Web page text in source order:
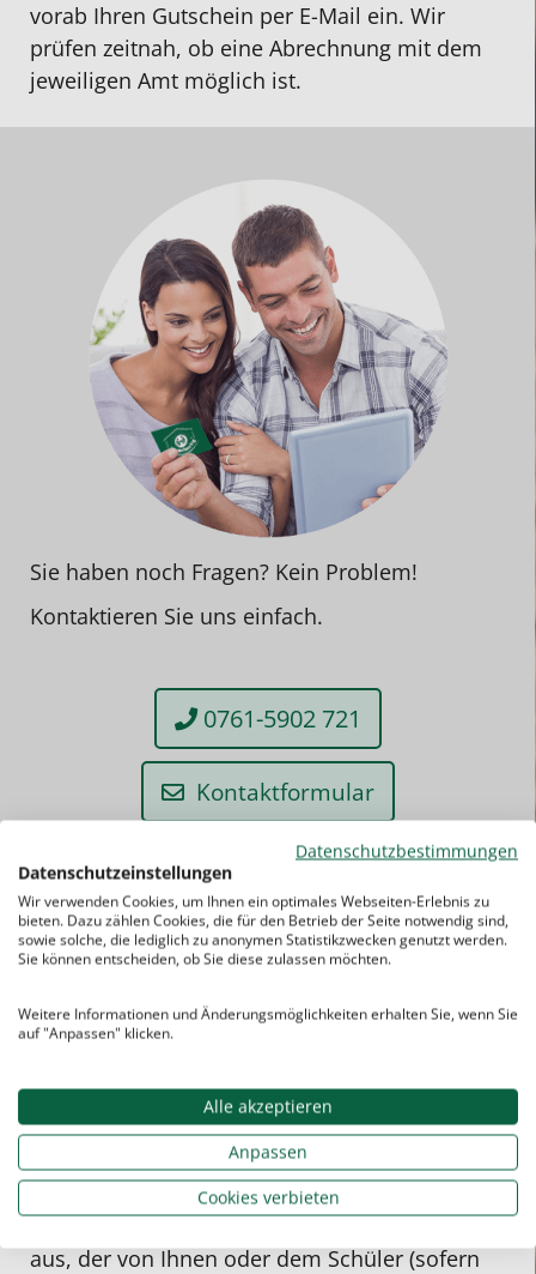
vorab Ihren Gutschein per E-Mail ein. Wir
prüfen zeitnah, ob eine Abrechnung mit dem
jeweiligen Amt möglich ist.
Sie haben noch Fragen? Kein Problem!
Kontaktieren Sie uns einfach.
0761-5902 721
Kontaktformular
24,50
Abrechnungsmodalitäten
Unsere Lehrkraft füllt nach jeder
Unterrichtseinheit einen Stundennachweis
aus, der von Ihnen oder dem Schüler (sofern
Datenschutzbestimmungen
Datenschutzeinstellungen
Wir verwenden Cookies, um Ihnen ein optimales Webseiten-Erlebnis zu
bieten. Dazu zählen Cookies, die für den Betrieb der Seite notwendig sind,
sowie solche, die lediglich zu anonymen Statistikzwecken genutzt werden.
Sie können entscheiden, ob Sie diese zulassen möchten.
Weitere Informationen und Änderungsmöglichkeiten erhalten Sie, wenn Sie
auf "Anpassen" klicken.
Alle akzeptieren
Anpassen
Cookies verbieten